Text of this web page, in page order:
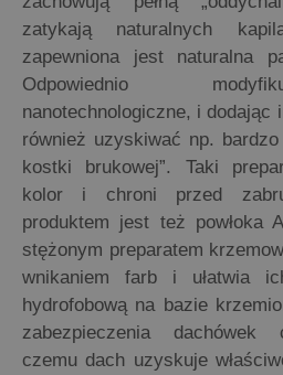
zatykają naturalnych
zapewniona jest naturalna
Odpowiednio
nanotechnologiczne, i dodając
również uzyskiwać np.
kostki brukowej”. Taki
kolor i chroni przed
produktem jest też powłoka
stężonym preparatem
wnikaniem farb i ułatwia
hydrofobową na bazie
zabezpieczenia dachówek
czemu dach uzyskuje